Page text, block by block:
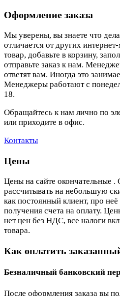
Оформление заказа
Мы уверены, вы знаете что
отличается от других
товар, добавьте в корзину,
отправьте заказ к нам.
ответят вам. Иногда это
Менеджеры работают с
18.
Обращайтесь к нам лично по
или приходите в офис.
Контакты
Цены
Цены на сайте окончательные .
рассчитывать на небольшую
как постоянный клиент, про
получения счета на оплату.
нет цен без НДС, все налоги
товара.
Как оплатить
Безналичный банковский
После оформления заказа вы